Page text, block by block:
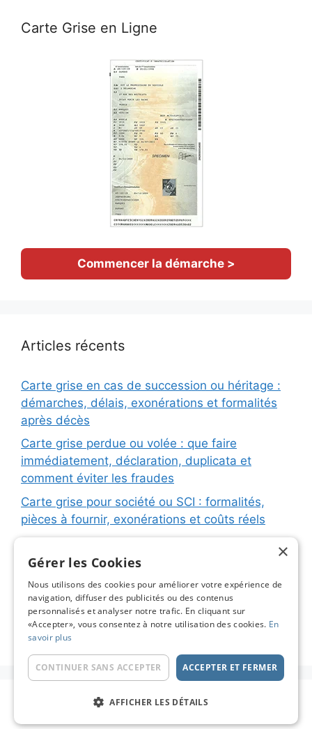
Carte Grise en Ligne
Commencer la démarche >
Articles récents
Carte grise en cas de succession ou héritage :
démarches, délais, exonérations et formalités
après décès
Carte grise perdue ou volée : que faire
immédiatement, déclaration, duplicata et
comment éviter les fraudes
Carte grise pour société ou SCI : formalités,
pièces à fournir, exonérations et coûts réels
immatriculation, fiche d’identification, plaques
Changement de titulaire carte grise : étapes
détaillées, coûts réels et astuces pour éviter les
pièges
© 2026 Carte Grise en Ligne - Le Blog
×
Gérer les Cookies
Nous utilisons des cookies pour améliorer votre expérience de
navigation, diffuser des publicités ou des contenus
personnalisés et analyser notre trafic. En cliquant sur
«Accepter», vous consentez à notre utilisation des cookies. En
savoir plus
ACCEPTER ET FERMER
CONTINUER SANS ACCEPTER
AFFICHER LES DÉTAILS